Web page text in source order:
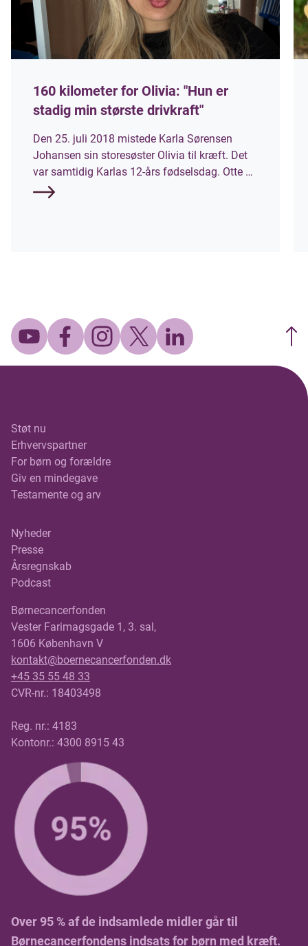
160 kilometer for Olivia: "Hun er
stadig min største drivkraft"
Den 25. juli 2018 mistede Karla Sørensen
Johansen sin storesøster Olivia til kræft. Det
var samtidig Karlas 12-års fødselsdag. Otte år
senere stiller hun til start ved Mors 100 Miles,
Støt nu
Erhvervspartner
For børn og forældre
Giv en mindegave
Testamente og arv
Nyheder
Presse
Årsregnskab
Podcast
Børnecancerfonden
Vester Farimagsgade 1, 3. sal,
1606 København V
kontakt@boernecancerfonden.dk
+45 35 55 48 33
CVR-nr.: 18403498
Reg. nr.: 4183
Kontonr.: 4300 8915 43
Over 95 % af de indsamlede midler går til
Børnecancerfondens indsats for børn med kræft.